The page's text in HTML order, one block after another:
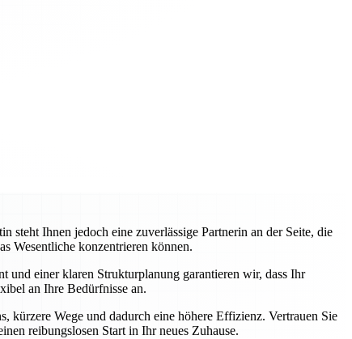
Ihnen jedoch eine zuverlässige Partnerin an der Seite, die
Wesentliche konzentrieren können.
und einer klaren Strukturplanung garantieren wir, dass Ihr
an Ihre Bedürfnisse an.
kürzere Wege und dadurch eine höhere Effizienz. Vertrauen Sie
reibungslosen Start in Ihr neues Zuhause.